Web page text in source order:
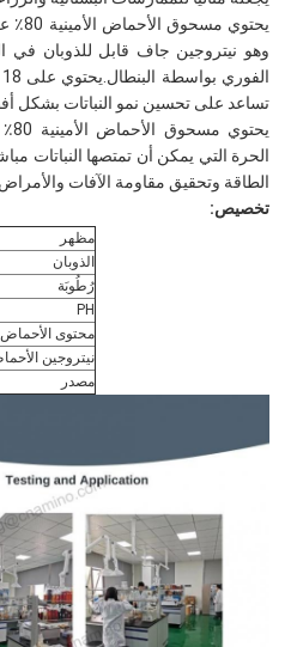
تساعد على تحسين نمو النباتات بشكل
الحرة التي يمكن أن تمتصها النباتات
الطاقة وتحقيق مقاومة الآفات والأمراض.
تخصيص:
مظهر
الذوبان
رُطُوبَة
PH
محتوى الأحماض
نيتروجين
مصدر